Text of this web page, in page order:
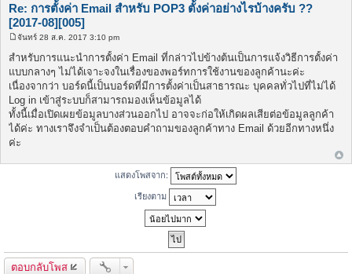
Re: การตั้งค่า Email สำหรับ POP3 ตั้งค่าอย่างไรบ้างครับ ??
[2017-08][005]
พ
ส
ต์
จันทร์ 28 ส.ค. 2017 3:10 pm
สำหรับการแนะนำการตั้งค่า Email ที่กล่าวไปข้างต้นเป็นการแจ้งวิธีการตั้งค่า
แบบกลางๆ ไม่ได้เจาะจงในเรื่องของพอร์ทการใช้งานของลูกค้านะค่ะ
เนื่องจากว่า บอร์ดนี้เป็นบอร์ดที่มีการตั้งค่าเป็นสาธารณะ บุคคลทั่วไปที่ไม่ได้
Log in เข้าสู่ระบบก็สามารถมองเห็นข้อมูลได้
ทั้งนี้เมื่อเปิดเผยข้อมูลบางส่วนออกไป อาจจะก่อให้เกิดผลเสียต่อข้อมูลลูกค้า
ได้ค่ะ ทางเราจึงจำเป็นต้องตอบคำถามของลูกค้าทาง Email ด้วยอีกทางหนึ่ง
ค่ะ
แสดงโพสจาก:
เรียงตาม
ตอบกลับโพส